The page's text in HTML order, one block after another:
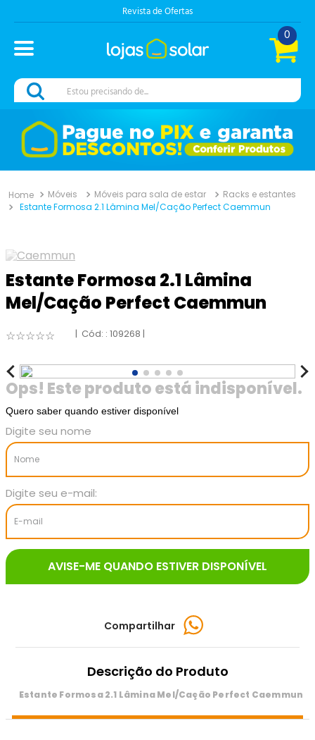
0
Estou precisando de...
Móveis Móveis para sala de estar
Racks e estantes
Estante Formosa 2.1 Lâmina Mel/Cação Perfect Caemmun
Estante Formosa 2.1 Lâmina
Mel/Cação Perfect Caemmun
☆☆☆☆☆ : 109268
Quero saber quando estiver disponível
Compartilhar
Descrição do Produto
Estante Formosa 2.1 Lâmina Mel/Cação Perfect Caemmun